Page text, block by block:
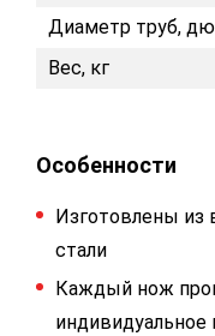
Диаметр труб,
Вес, кг
Особенности
Изготовлены из
стали
Каждый нож
индивидуальное